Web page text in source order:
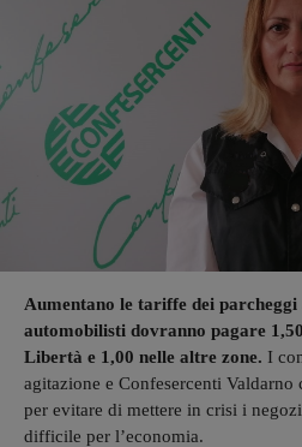
Aumentano le tariffe dei
automobilisti dovranno pagare
Libertà e 1,00 nelle altre zone. I
agitazione e Confesercenti
per evitare di mettere in crisi i
difficile per l’economia.